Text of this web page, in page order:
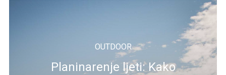
OUTDOOR
Planinarenje ljeti: Kako